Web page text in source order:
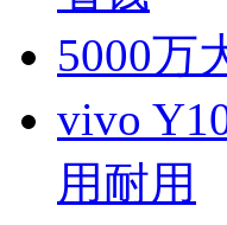
5000万
vivo
用耐用